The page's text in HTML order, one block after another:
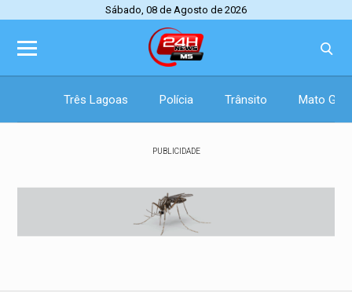
Sábado, 08 de Agosto de 2026
Três Lagoas Polícia Trânsito Mato
PUBLICIDADE